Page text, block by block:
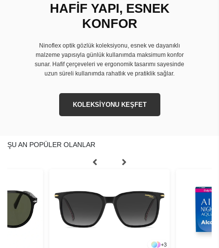
HAFİF YAPI, ESNEK
KONFOR
Ninoflex optik gözlük koleksiyonu, esnek ve dayanıklı
malzeme yapısıyla günlük kullanımda maksimum konfor
sunar. Hafif çerçeveleri ve ergonomik tasarımı sayesinde
uzun süreli kullanımda rahatlık ve pratiklik sağlar.
KOLEKSİYONU KEŞFET
ŞU AN POPÜLER OLANLAR
+3